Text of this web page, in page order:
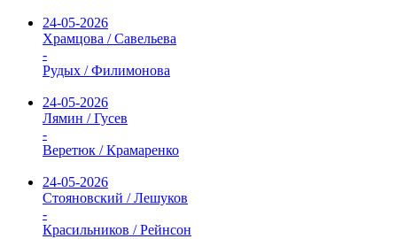
24-05-2026
Храмцова / Савельева
-
Рудых / Филимонова
24-05-2026
Лямин / Гусев
-
Веретюк / Крамаренко
24-05-2026
Стояновский / Лешуков
-
Красильников / Рейнсон